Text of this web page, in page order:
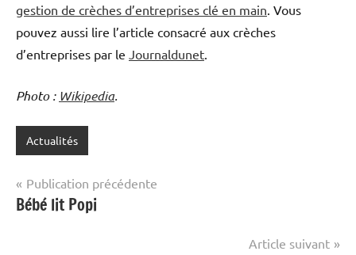
gestion de crèches d’entreprises clé en main . Vous
pouvez aussi lire l’article consacré aux crèches
d’entreprises par le Journaldunet
Photo : Wikipedia.
Actualités
Navigation
de
Publication précédente
Bébé lit Popi
Article suivant